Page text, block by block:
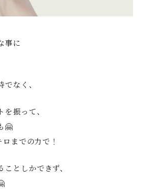
事に
なく、
振って、
🤗
までの力で！
としかできず、